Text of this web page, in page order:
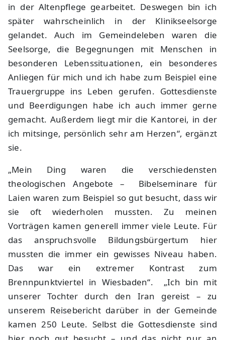
in der Altenpflege gearbeitet. Deswegen bin ich
später wahrscheinlich in der Klinikseelsorge
gelandet. Auch im Gemeindeleben waren die
Seelsorge, die Begegnungen mit Menschen in
besonderen Lebenssituationen, ein besonderes
Anliegen für mich und ich habe zum Beispiel eine
Trauergruppe ins Leben gerufen. Gottesdienste
und Beerdigungen habe ich auch immer gerne
gemacht. Außerdem liegt mir die Kantorei, in der
ich mitsinge, persönlich sehr am Herzen“, ergänzt
sie.
„Mein Ding waren die verschiedensten
theologischen Angebote – Bibelseminare für
Laien waren zum Beispiel so gut besucht, dass wir
sie oft wiederholen mussten. Zu meinen
Vorträgen kamen generell immer viele Leute. Für
das anspruchsvolle Bildungsbürgertum hier
mussten die immer ein gewisses Niveau haben.
Das war ein extremer Kontrast zum
Brennpunktviertel in Wiesbaden“. „Ich bin mit
unserer Tochter durch den Iran gereist – zu
unserem Reisebericht darüber in der Gemeinde
kamen 250 Leute. Selbst die Gottesdienste sind